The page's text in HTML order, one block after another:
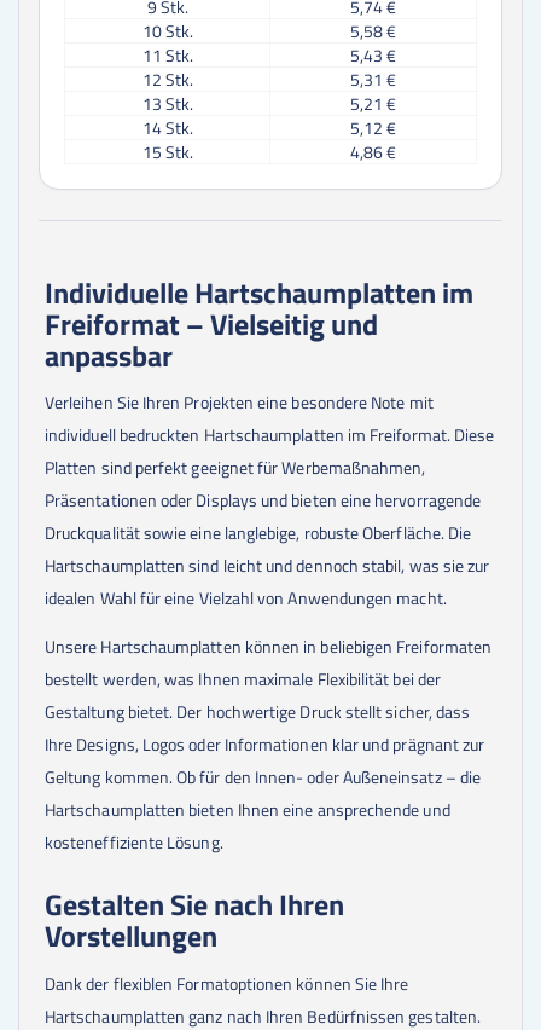
9Stk.
5,74 €
10Stk.
5,58 €
11 Stk.
5,43 €
12Stk.
5,31 €
13Stk.
5,21 €
14Stk.
5,12 €
15Stk.
4,86 €
18Stk.
4,70 €
21Stk.
5,35 €
22Stk.
5,16 €
23Stk.
24Stk.
25Stk.
4,65 €
Stk.
4,52 €
35Stk.
4,42 €
40Stk.
4,35 €
Stk.
4,64 €
50 Stk.
4,38 €
60Stk.
4,26 €
70Stk.
4,25 €
75
Stk.
80 Stk.
4,18 €
90
4,29 €
100Stk. 4,23 €
Individuelle Hartschaumplatten im
Freiformat – Vielseitig und
anpassbar
Verleihen Sie Ihren Projekten eine besondere Note mit
individuell bedruckten Hartschaumplatten im Freiformat. Diese
Platten sind perfekt geeignet für Werbemaßnahmen,
Präsentationen oder Displays und bieten eine hervorragende
Druckqualität sowie eine langlebige, robuste Oberfläche. Die
Hartschaumplatten sind leicht und dennoch stabil, was sie zur
idealen Wahl für eine Vielzahl von Anwendungen macht.
Unsere Hartschaumplatten können in beliebigen Freiformaten
bestellt werden, was Ihnen maximale Flexibilität bei der
Gestaltung bietet. Der hochwertige Druck stellt sicher, dass
Ihre Designs, Logos oder Informationen klar und prägnant zur
Geltung kommen. Ob für den Innen- oder Außeneinsatz – die
Hartschaumplatten bieten Ihnen eine ansprechende und
kosteneffiziente Lösung.
Gestalten Sie nach Ihren
Vorstellungen
Dank der flexiblen Formatoptionen können Sie Ihre
Hartschaumplatten ganz nach Ihren Bedürfnissen gestalten.